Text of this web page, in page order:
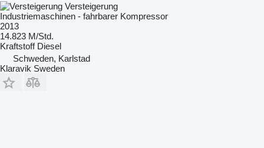
Versteigerung
Industriemaschinen - fahrbarer Kompressor
2013
14.823 M/Std.
Kraftstoff Diesel
Schweden, Karlstad
Klaravik Sweden